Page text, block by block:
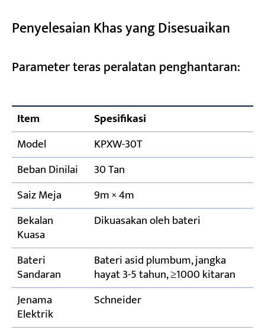
Penyelesaian Khas yang Disesuaikan
Parameter teras peralatan penghantaran:
Item
Spesifikasi
Model
KPXW-30T
Beban Dinilai
30 Tan
Saiz Meja
9m × 4m
Bekalan
Kuasa
Dikuasakan oleh bateri
Bateri
Sandaran
Bateri asid plumbum, jangka
hayat 3-5 tahun, ≥1000 kitaran
Jenama
Elektrik
Schneider